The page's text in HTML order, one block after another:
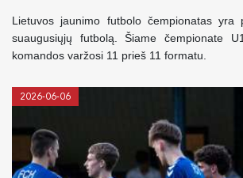
Lietuvos jaunimo futbolo čempionatas yra
suaugusiųjų futbolą. Šiame čempionate
komandos varžosi 11 prieš 11 formatu.
2026-06-06